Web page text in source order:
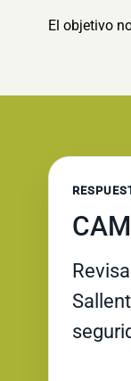
El objetivo